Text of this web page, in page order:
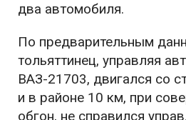
два автомобиля.
По предварительным
тольяттинец, управляя
ВАЗ-21703, двигался со
и в районе 10 км, при
обгон, не справился